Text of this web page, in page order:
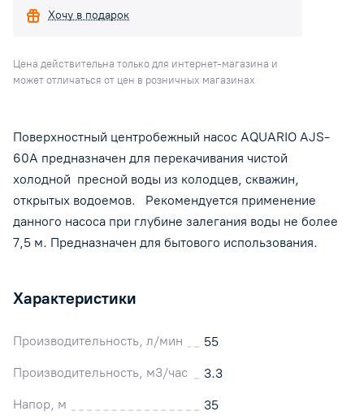
Хочу в подарок
Цена действительна только для интернет-магазина и
может отличаться от цен в розничных магазинах
Поверхностный центробежный насос AQUARIO AJS-
60A предназначен для перекачивания чистой
холодной пресной воды из колодцев, скважин,
открытых водоемов. Рекомендуется применение
данного насоса при глубине залегания воды не более
7,5 м. Предназначен для бытового использования.
Характеристики
Производительность, л/мин
55
Производительность, м3/час
3.3
Напор, м
35